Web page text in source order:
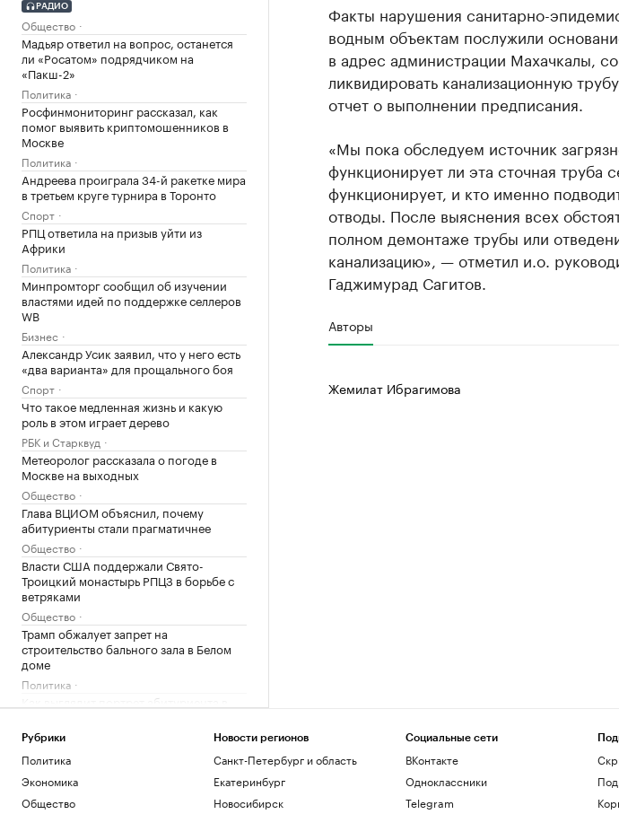
РАДИО
Общество
Мадьяр ответил на вопрос, останется
ли «Росатом» подрядчиком на
«Пакш-2»
Политика
Росфинмониторинг рассказал, как
помог выявить криптомошенников в
Москве
Политика
Андреева проиграла 34-й ракетке мира
в третьем круге турнира в Торонто
Спорт
РПЦ ответила на призыв уйти из
Африки
Политика
Минпромторг сообщил об изучении
властями идей по поддержке селлеров
WB
Бизнес
Александр Усик заявил, что у него есть
«два варианта» для прощального боя
Спорт
Что такое медленная жизнь и какую
роль в этом играет дерево
РБК и Старквуд
Метеоролог рассказала о погоде в
Москве на выходных
Общество
Глава ВЦИОМ объяснил, почему
абитуриенты стали прагматичнее
Общество
Власти США поддержали Свято-
Троицкий монастырь РПЦЗ в борьбе с
ветряками
Общество
Трамп обжалует запрет на
строительство бального зала в Белом
доме
Политика
Как выглядит портрет абитуриента в
Общество
В США рассказали, как помогли
снарядам из Сербии попасть на
Украину
Политика
Факты нарушения санитарно-
водным объектам послужили
в адрес администрации Махачкалы,
ликвидировать канализационную
отчет о выполнении предписания.
«Мы пока обследуем источник
функционирует ли эта сточная труба
функционирует, и кто именно
отводы. После выяснения всех
полном демонтаже трубы или
канализацию», — отметил и.о.
Гаджимурад Сагитов.
Авторы
Жемилат Ибрагимова
Рубрики
Политика
Экономика
Общество
Новости регионов
Санкт-Петербург и область
Екатеринбург
Новосибирск
Социальные сети
ВКонтакте
Одноклассники
Telegram